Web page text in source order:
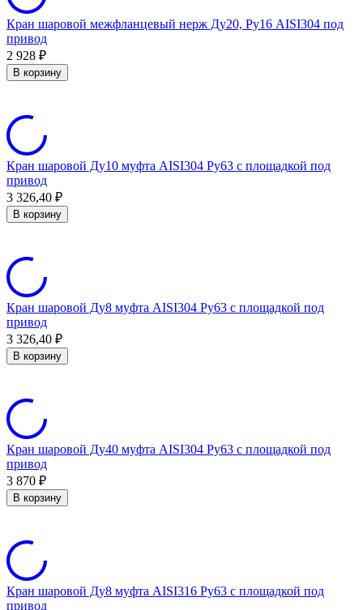
Кран шаровой межфланцевый нерж Ду20, Ру16 AISI304 под
привод
2 928 ₽
В корзину
Кран шаровой Ду10 муфта AISI304 Ру63 с площадкой под
привод
3 326,40 ₽
В корзину
Кран шаровой Ду8 муфта AISI304 Ру63 с площадкой под
привод
3 326,40 ₽
В корзину
Кран шаровой Ду40 муфта AISI304 Ру63 с площадкой под
привод
3 870 ₽
В корзину
Кран шаровой Ду8 муфта AISI316 Ру63 с площадкой под
привод